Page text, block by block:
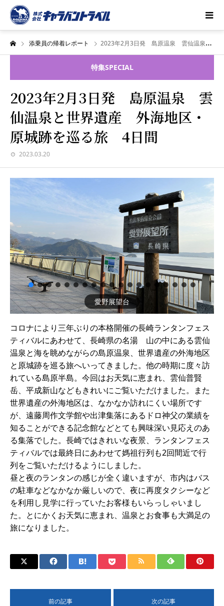
添乗員の帰着レポート 2023年2月3日発 島原温泉 雲仙温泉と世界遺産 外海地区・原城跡を巡る旅 4日間
特集SPECIAL
2023年2月3日発 島原温泉 雲
仙温泉と世界遺産 外海地区・
原城跡を巡る旅 4日間
2023.03.20
愛野展望台
コロナにより三年ぶりの本格開催の長崎ランタンフェス
ティバルにあわせて、長崎県の名湯 山の中にある雲仙
温泉と海を眺めながらの島原温泉、世界遺産の外海地区
と原城跡を巡る旅へいってきました。他の時期に度々訪
れている島原半島。今回はお天気に恵まれ、雲仙普賢
岳、平成新山などもきれいにご覧いただけました。また
世界遺産の外海地区は、なかなか訪れにくい場所です
が、遠藤周作文学館や出津集落にあるドロ神父の業績を
知ることができる記念館などとても興味深い見応えのあ
る集落でした。長崎ではきれいな夜景、ランタンフェス
ティバルでは最終日にあわせて媽祖行列も2回間近で行
列をご覧いただけるようにしました。
昼と夜のランタンの感じが全く違いますが、市内はバス
の駐車などなかなか厳しいので、夜に再度タクシーなど
を利用し見学に行っていたお客様もいらっしゃいまし
た。とにかくお天気に恵まれ、温泉とお食事も大満足の
旅になりました。
前の記事 次の記事